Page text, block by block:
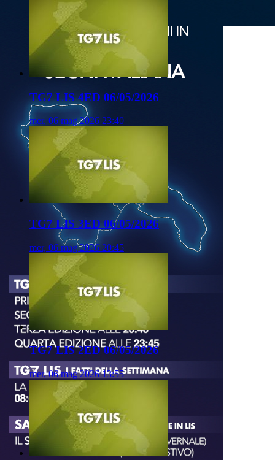
TG7 LIS 4ED 06/05/2026
mer, 06 mag 2026 23:40
TG7 LIS 3ED 06/05/2026
mer, 06 mag 2026 20:45
TG7 LIS 2ED 06/05/2026
mer, 06 mag 2026 13:55